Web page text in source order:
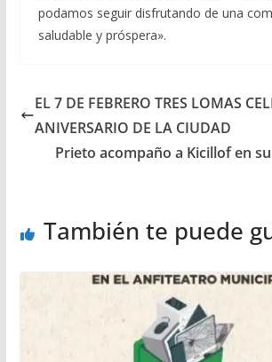
podamos seguir disfrutando de una
saludable y próspera».
EL 7 DE FEBRERO TRES LOMAS
ANIVERSARIO DE LA CIUDAD
Prieto acompaño a Kicillof en
También te puede